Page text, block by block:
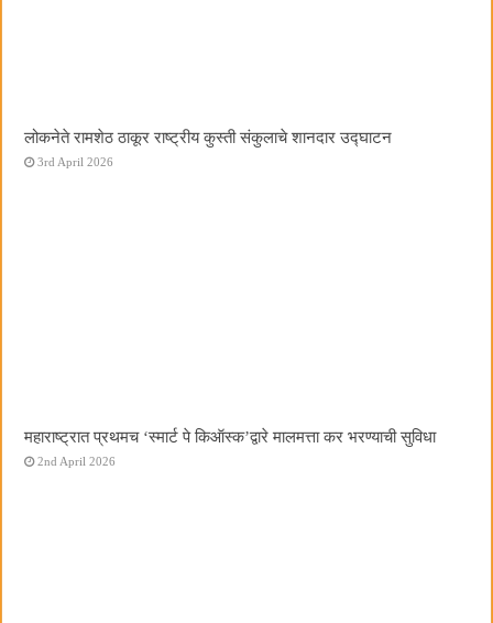
लोकनेते रामशेठ ठाकूर राष्ट्रीय कुस्ती संकुलाचे शानदार उद्घाटन
3rd April 2026
महाराष्ट्रात प्रथमच ‌‘स्मार्ट पे किऑस्क‌’द्वारे मालमत्ता कर भरण्याची सुविधा
2nd April 2026